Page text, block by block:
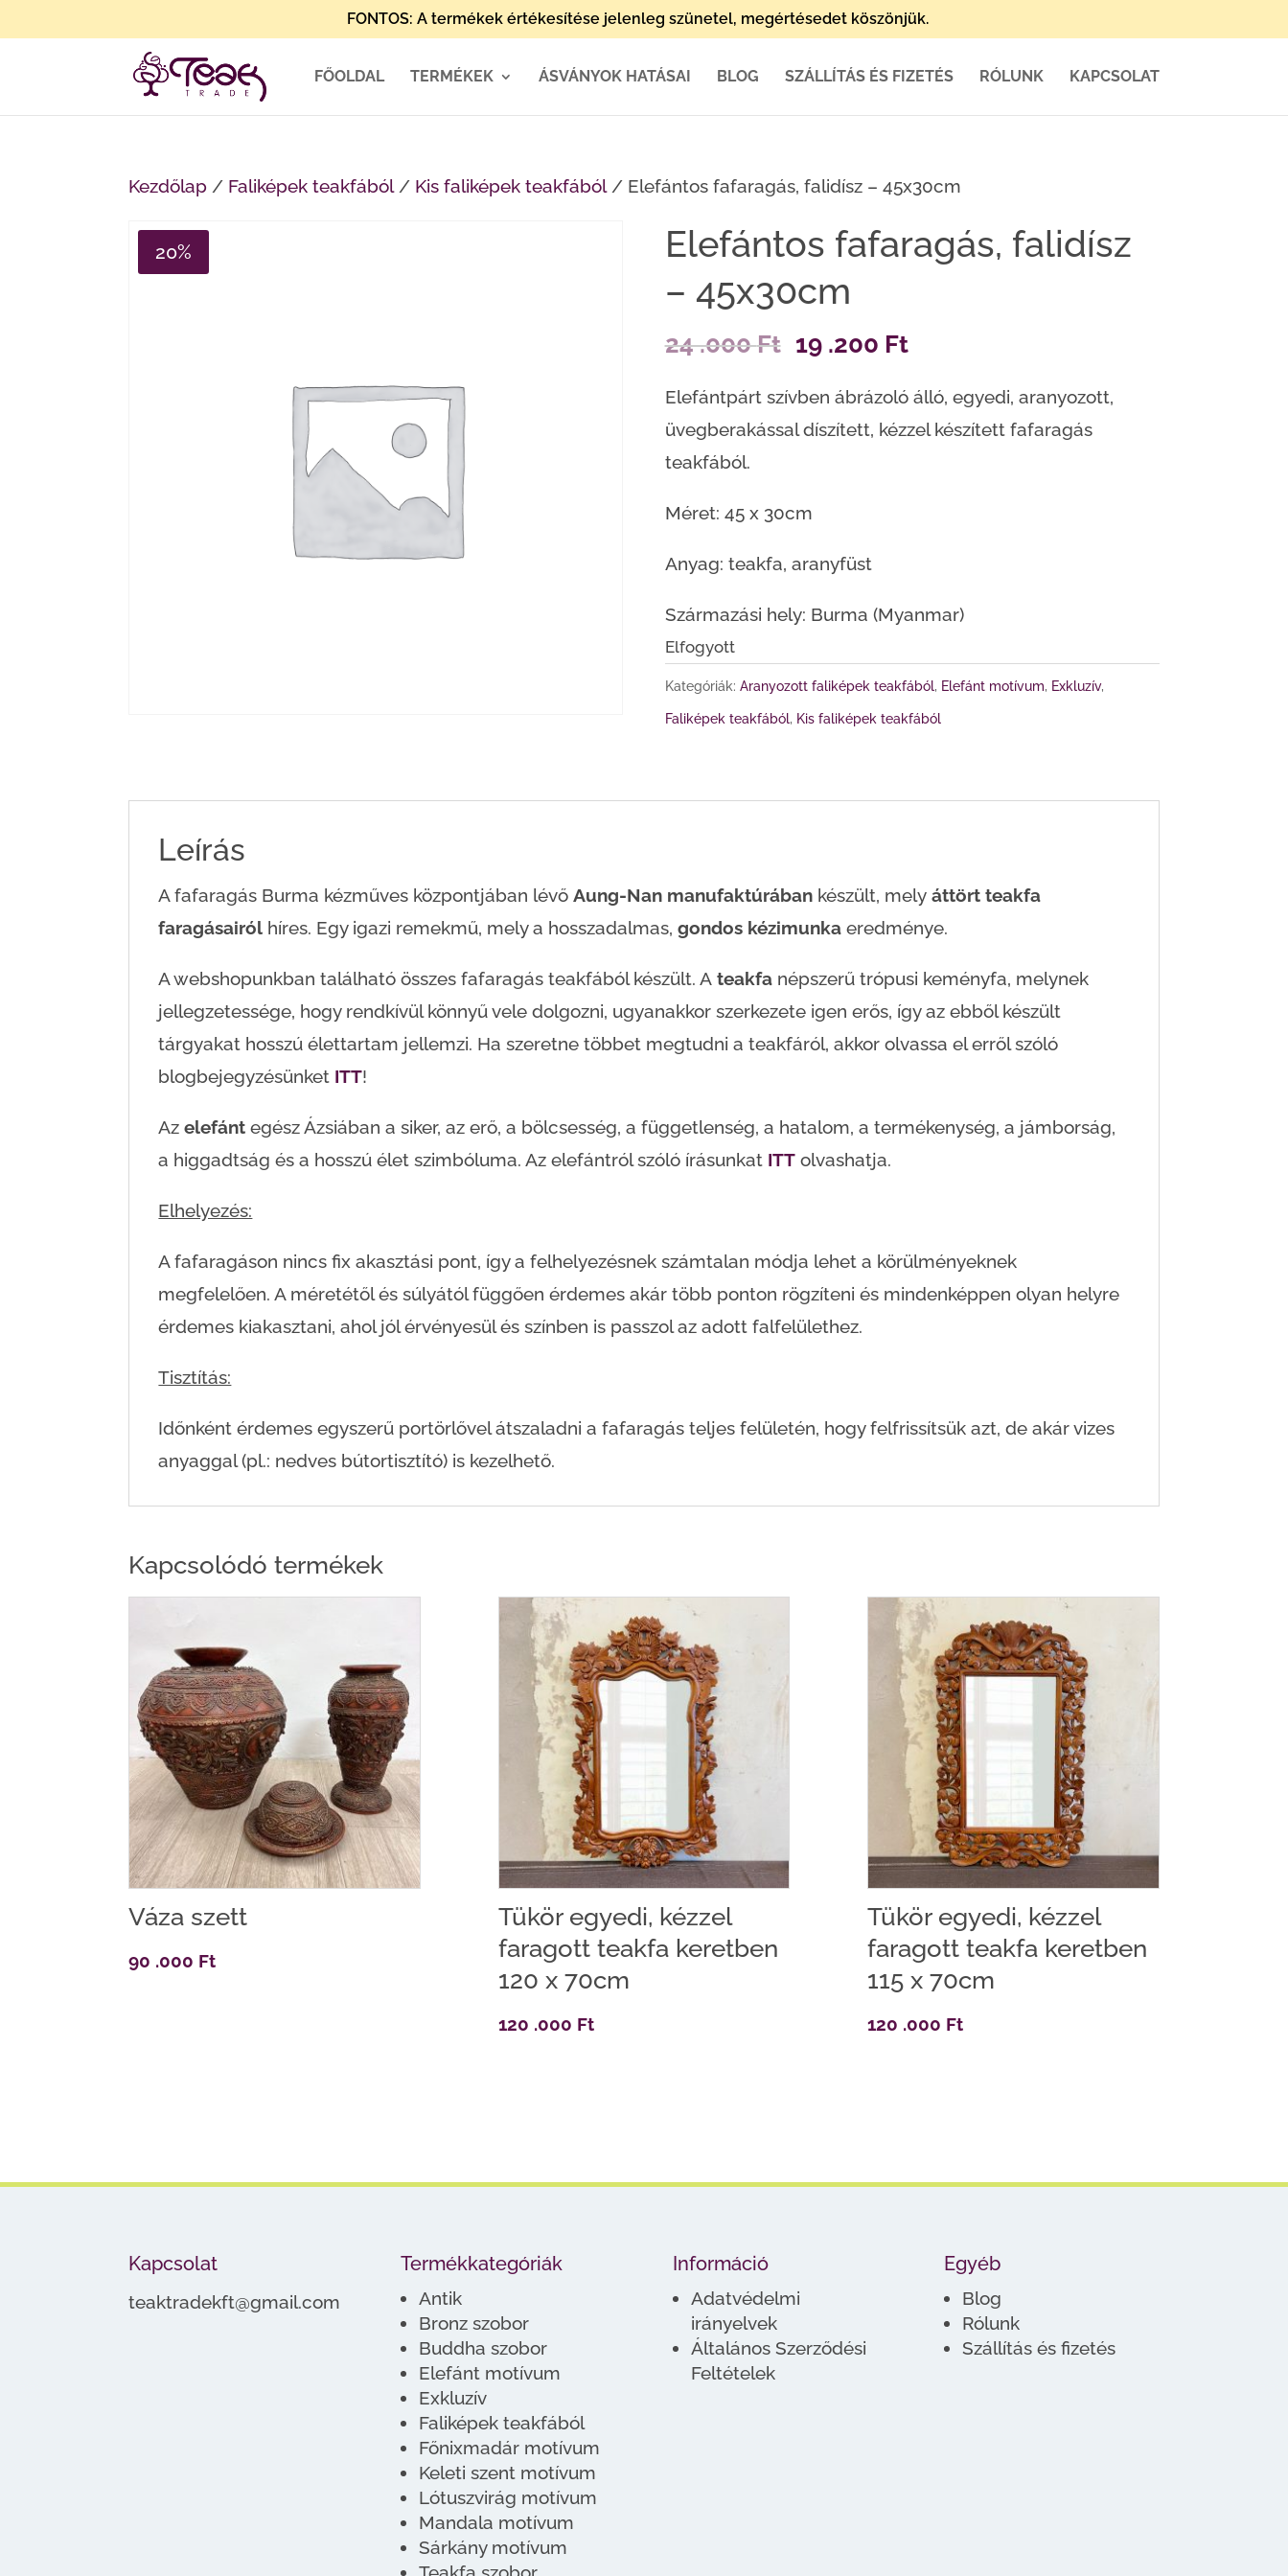
FONTOS: A termékek értékesítése jelenleg szünetel, megértésedet köszönjük.
FŐOLDAL TERMÉKEK ÁSVÁNYOK HATÁSAI BLOG SZÁLLÍTÁS ÉS FIZETÉS RÓLUNK KAPCSOLAT
Kezdőlap / Faliképek teakfából/ Kis faliképek teakfából/ Elefántos fafaragás, falidísz – 45x30cm
20%
Elefántos fafaragás, falidísz
– 45x30cm
24 .000Ft Original
was:
24
19 .200 FtCurrent
is:
19
Elefántpárt szívben ábrázoló álló, egyedi, aranyozott,
üvegberakással díszített, kézzel készített fafaragás
teakfából.
Méret: 45 x 30cm
Anyag: teakfa, aranyfüst
Származási hely: Burma (Myanmar)
Elfogyott
Kategóriák: Aranyozott faliképek teakfából, Elefánt motívum, Exkluzív,
Faliképek teakfából, Kis faliképek teakfából
Leírás
A fafaragás Burma kézműves központjában lévőAung-Nan manufaktúrában készült, melyáttört teakfa
faragásairól híres. Egy igazi remekmű, mely a hosszadalmas,gondos kézimunka eredménye.
A webshopunkban található összes fafaragás teakfából készült. Ateakfa népszerű trópusi keményfa, melynek
jellegzetessége, hogy rendkívül könnyű vele dolgozni, ugyanakkor szerkezete igen erős, így az ebből készült
tárgyakat hosszú élettartam jellemzi. Ha szeretne többet megtudni a teakfáról, akkor olvassa el erről szóló
blogbejegyzésünket ITT!
Azelefánt egész Ázsiában a siker, az erő, a bölcsesség, a függetlenség, a hatalom, a termékenység, a jámborság,
a higgadtság és a hosszú élet szimbóluma. Az elefántról szóló írásunkat ITT olvashatja.
Elhelyezés:
A fafaragáson nincs fix akasztási pont, így a felhelyezésnek számtalan módja lehet a körülményeknek
megfelelően. A méretétől és súlyától függően érdemes akár több ponton rögzíteni és mindenképpen olyan helyre
érdemes kiakasztani, ahol jól érvényesül és színben is passzol az adott falfelülethez.
Tisztítás:
Időnként érdemes egyszerű portörlővel átszaladni a fafaragás teljes felületén, hogy felfrissítsük azt, de akár vizes
anyaggal (pl.: nedves bútortisztító) is kezelhető.
Kapcsolódó termékek
Váza szett
90 .000 Ft
Tükör egyedi, kézzel
faragott teakfa keretben
120 x 70cm
120 .000 Ft
Tükör egyedi, kézzel
faragott teakfa keretben
115 x 70cm
120 .000 Ft
Kapcsolat
teaktradekft@gmail.com
Termékkategóriák
Antik
Bronz szobor
Buddha szobor
Elefánt motívum
Exkluzív
Faliképek teakfából
Főnixmadár motívum
Keleti szent motívum
Lótuszvirág motívum
Mandala motívum
Sárkány motívum
Információ
Adatvédelmi
irányelvek
Általános Szerződési
Feltételek
Egyéb
Blog
Rólunk
Szállítás és fizetés